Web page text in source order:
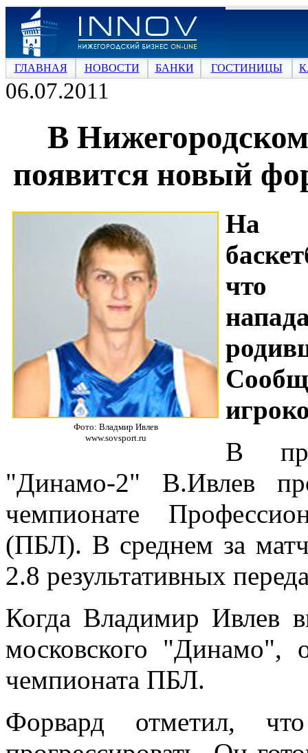
ГЛАВНАЯ НОВОСТИ БАНКИ ГОСТИНИЦЫ
06.07.2011
В
появится новый
Фото: Владмир Ивлев
www.sovsport.ru
На
что
В
"Динамо-2" В.Ивлев
чемпионате
(ПБЛ). В среднем за
2.8 результативных
Когда Владимир Ивлев
московского "Динамо",
чемпионата ПБЛ.
Форвард отметил,